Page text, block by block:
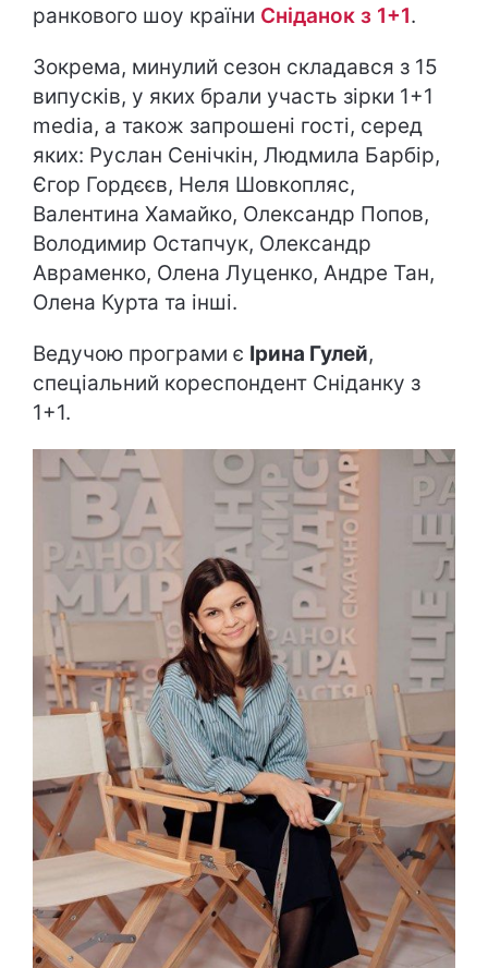
ранкового шоу країни Сніданок з 1+1.
Зокрема, минулий сезон складався з 15
випусків, у яких брали участь зірки 1+1
media, а також запрошені гості, серед
яких: Руслан Сенічкін, Людмила Барбір,
Єгор Гордєєв, Неля Шовкопляс,
Валентина Хамайко, Олександр Попов,
Володимир Остапчук, Олександр
Авраменко, Олена Луценко, Андре Тан,
Олена Курта та інші.
Ведучою програми є Ірина Гулей,
спеціальний кореспондент Сніданку з
1+1.